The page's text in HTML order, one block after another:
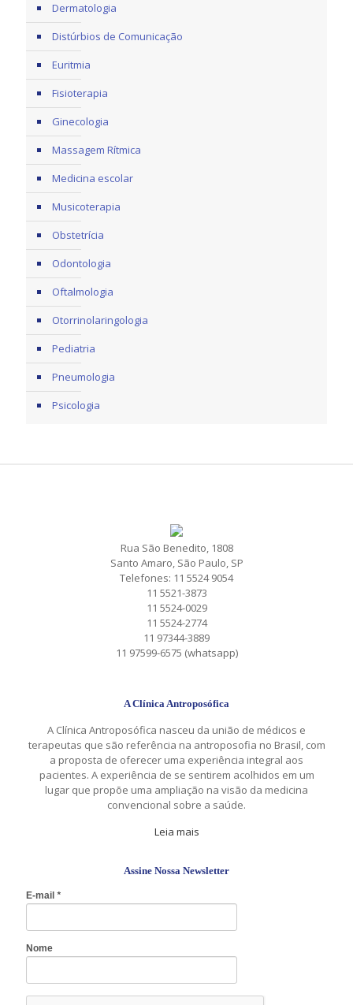
Dermatologia
Distúrbios de Comunicação
Euritmia
Fisioterapia
Ginecologia
Massagem Rítmica
Medicina escolar
Musicoterapia
Obstetrícia
Odontologia
Oftalmologia
Otorrinolaringologia
Pediatria
Pneumologia
Psicologia
Rua São Benedito, 1808
Santo Amaro, São Paulo, SP
Telefones: 11 5524 9054
11 5521-3873
11 5524-0029
11 5524-2774
11 97344-3889
11 97599-6575 (whatsapp)
A Clínica Antroposófica
A Clínica Antroposófica nasceu da união de médicos e
terapeutas que são referência na antroposofia no Brasil, com
a proposta de oferecer uma experiência integral aos
pacientes. A experiência de se sentirem acolhidos em um
lugar que propõe uma ampliação na visão da medicina
convencional sobre a saúde.
Leia mais
Assine Nossa Newsletter